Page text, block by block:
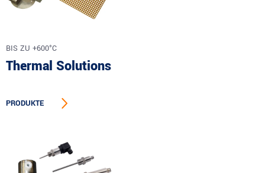
BIS ZU +600°C
Thermal Solutions
PRODUKTE